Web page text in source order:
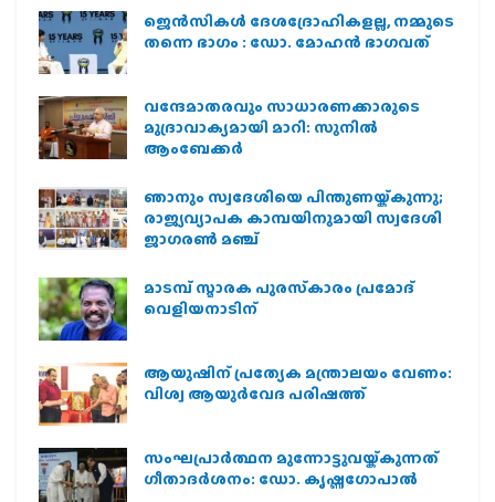
ജെന്‍സികള്‍ ദേശദ്രോഹികളല്ല, നമ്മുടെ
തന്നെ ഭാഗം : ഡോ. മോഹന്‍ ഭാഗവത്
വന്ദേമാതരവും സാധാരണക്കാരുടെ
മുദ്രാവാക്യമായി മാറി: സുനിൽ
ആംബേക്കർ
ഞാനും സ്വദേശിയെ പിന്തുണയ്ക്കുന്നു;
രാജ്യവ്യാപക കാമ്പയിനുമായി സ്വദേശി
ജാഗരണ്‍ മഞ്ച്
മാടമ്പ് സ്മാരക പുരസ്‌കാരം പ്രമോദ്
വെളിയനാടിന്
ആയുഷിന് പ്രത്യേക മന്ത്രാലയം വേണം:
വിശ്വ ആയുര്‍വേദ പരിഷത്ത്
സംഘപ്രാര്‍ത്ഥന മുന്നോട്ടുവയ്ക്കുന്നത്
ഗീതാദര്‍ശനം: ഡോ. കൃഷ്ണഗോപാല്‍